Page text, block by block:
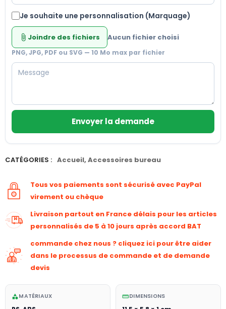
Je souhaite une personnalisation (Marquage)
attach_file Joindre des fichiers Aucun fichier choisi
PNG, JPG, PDF ou SVG — 10 Mo max par fichier
Envoyer la demande
CATÉGORIES : Accueil, Accessoires bureau
Tous vos paiements sont sécurisé avec PayPal
virement ou chèque
Livraison partout en France délais pour les articles
personnalisés de 5 à 10 jours après accord BAT
commande chez nous ? cliquez ici pour être aider
dans le processus de commande et de demande
devis
categoryMATÉRIAUX straightenDIMENSIONS